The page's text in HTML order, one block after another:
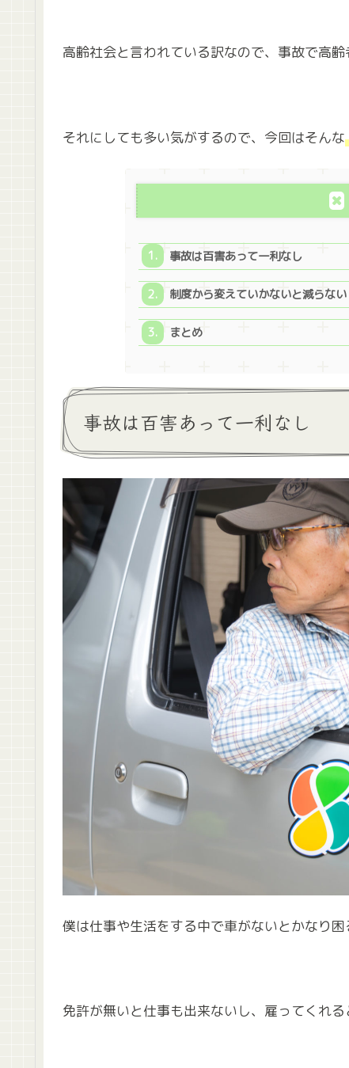
高齢社会と言われている訳なので、事故で高齢
それにしても多い気がするので、今回はそんな
事故は百害あって一利なし
制度から変えていかないと減らない
まとめ
事故は百害あって一利なし
僕は仕事や生活をする中で車がないとかなり困
免許が無いと仕事も出来ないし、雇ってくれる